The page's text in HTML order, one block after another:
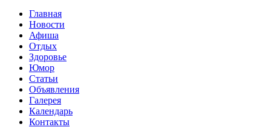
Главная
Новости
Афиша
Отдых
Здоровье
Юмор
Статьи
Объявления
Галерея
Календарь
Контакты